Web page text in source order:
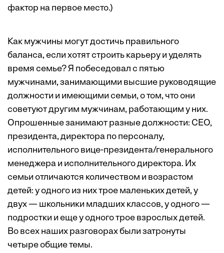
фактор на первое место.)
Как мужчины могут достичь правильного
баланса, если хотят строить карьеру и уделять
время семье? Я побеседовал с пятью
мужчинами, занимающими высшие руководящие
должности и имеющими семьи, о том, что они
советуют другим мужчинам, работающим у них.
Опрошенные занимают разные должности: CEO,
президента, директора по персоналу,
исполнительного вице-президента/генерального
менеджера и исполнительного директора. Их
семьи отличаются количеством и возрастом
детей: у одного из них трое маленьких детей, у
двух — школьники младших классов, у одного —
подростки и еще у одного трое взрослых детей.
Во всех наших разговорах были затронуты
четыре общие темы.